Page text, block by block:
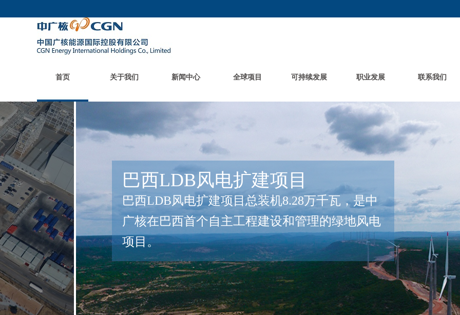
首页 关于我们 新闻中心 全球项目 可持续发展 职业发展 联系我们
法国FujinⅠ/Ⅱ陆上风电项目
总装机8.05万千瓦，是中广核在法国首个风电项
目。年均发电量可满足当地6500户家庭用电需
求，该电场“从风电场到风车磨坊”徒步路线纳入
法国“工业旅游”推广项目。